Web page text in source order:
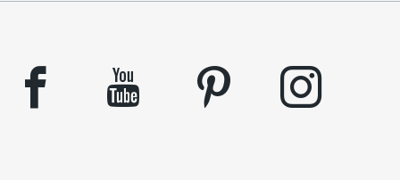
facebook youtube pinterest instagram